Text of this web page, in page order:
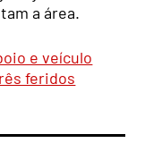
a área.
e veículo
feridos